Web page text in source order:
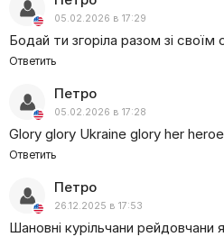
05.02.2026 в 17:29
Бодай ти згоріла разом зі своїм
Ответить
Петро
05.02.2026 в 17:28
Glory glory Ukraine glory her
Ответить
Петро
26.12.2025 в 17:53
Шановні курільчани